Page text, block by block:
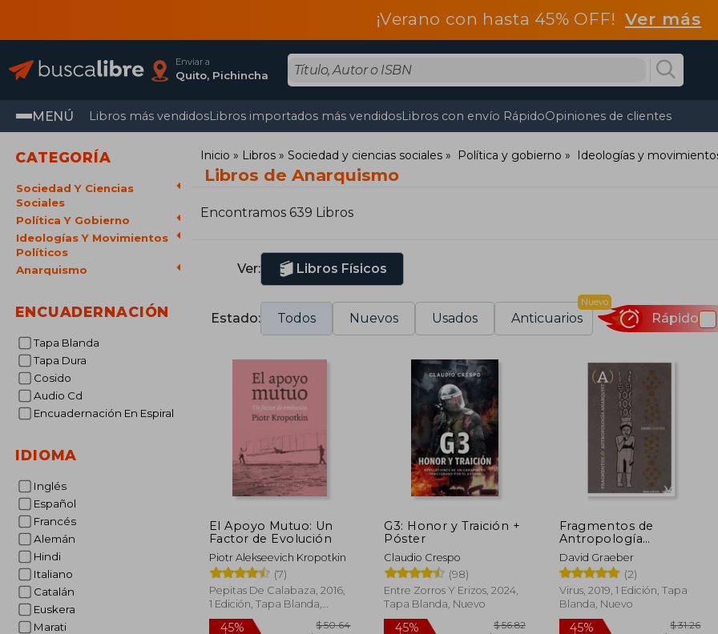
¡Verano con hasta 45% OFF!Ver más
Enviar a
Quito, Pichincha
MENÚ Libros más vendidosLibros importados más vendidosLibros con envío RápidoOpiniones de clientes
CATEGORÍA
Sociedad Y Ciencias
Sociales
Política Y Gobierno
Ideologías Y Movimientos
Políticos
Anarquismo
ENCUADERNACIÓN
Tapa Blanda
Tapa Dura
Cosido
Audio Cd
Encuadernación En Espiral
IDIOMA
Inglés
Español
Francés
Alemán
Hindi
Italiano
Catalán
Euskera
Marati
Inicio Libros Sociedad y ciencias sociales Política y gobierno Ideologías y
Libros de Anarquismo
Encontramos 639 Libros
Ver: Libros Físicos
Estado: Todos Nuevos Usados Anticuarios
Nuevo
Rápido
El Apoyo Mutuo: Un
Factor de Evolución
Piotr Alekseevich Kropotkin
(7)
Pepitas De Calabaza, 2016,
1 Edición, Tapa Blanda,
Nuevo
G3: Honor y Traición +
Póster
Claudio Crespo
(98)
Entre Zorros Y Erizos, 2024,
Tapa Blanda, Nuevo
Fragmentos de
Antropología
Anarquista: 0 (Folletos)
David Graeber
(2)
Virus, 2019, 1 Edición, Tapa
Blanda, Nuevo